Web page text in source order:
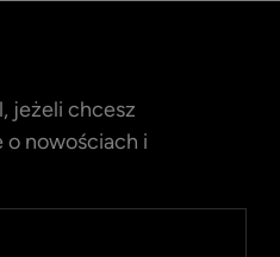
jeżeli chcesz
nowościach i